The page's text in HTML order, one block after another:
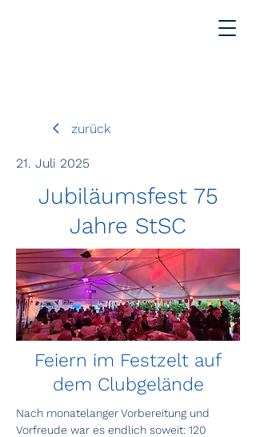
zurück
21. Juli 2025
Jubiläumsfest 75
Jahre StSC
Feiern im Festzelt auf
dem Clubgelände
Nach monatelanger Vorbereitung und
Vorfreude war es endlich soweit: 120